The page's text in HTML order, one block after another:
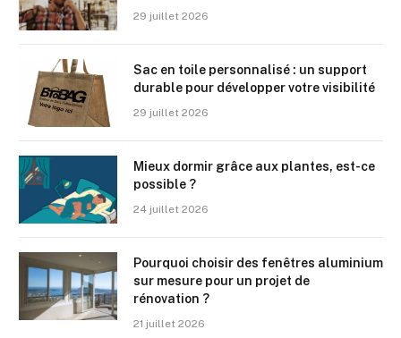
29 juillet 2026
Sac en toile personnalisé : un support
durable pour développer votre visibilité
29 juillet 2026
Mieux dormir grâce aux plantes, est-ce
possible ?
24 juillet 2026
Pourquoi choisir des fenêtres aluminium
sur mesure pour un projet de
rénovation ?
21 juillet 2026